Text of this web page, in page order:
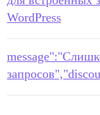
WordPress